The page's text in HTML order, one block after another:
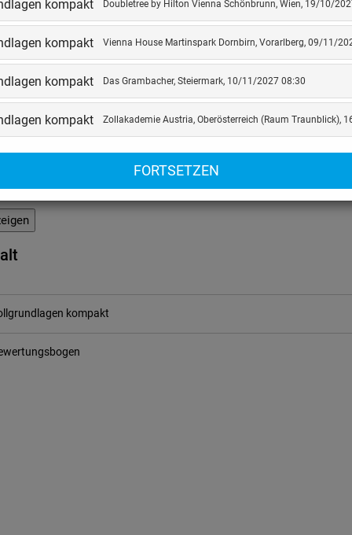
Bewilligungen und die Rolle des AEO
der zollrechtlichen Erfassung des
Endgültige Ausfuhr, vorübergehende Ausfuhr, etc.
Überlassung zum freien Verkehr, Rückwaren, etc.
Zollverfahren
Versand, Veredelung, Verwendung, Lagerung
bei Nichtbeachtung zollrechtlicher
kompakt
kompakt Doubletree by Hilton Vienna Schönbrunn, Wien, 19/10/
kompakt Vienna House Martinspark Dornbirn, Vorarlberg, 09/11/
kompakt Das Grambacher, Steiermark, 10/11/2027 08:30
kompakt Zollakademie Austria, Oberösterreich (Raum Traunblick),